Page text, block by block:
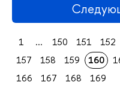
1 ... 150 151 152
157
158 159 160
166
167 168 169